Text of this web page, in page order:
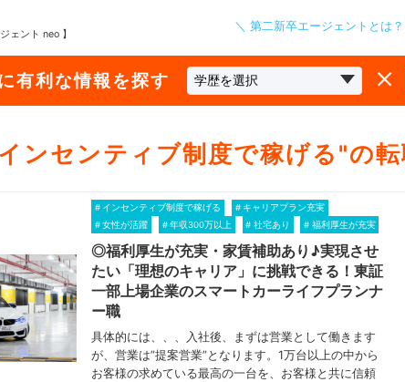
ェント neo 】
＼ 第二新卒エージェントとは
有利な情報を探す
ンセンティブ制度で稼げる"の
インセンティブ制度で稼げる
キャリアプラン充実
女性が活躍
年収300万以上 社宅あり 福利厚生が充実
◎福利厚生が充実・家賃補助あり♪実現させ
たい「理想のキャリア」に挑戦できる！東証
一部上場企業のスマートカーライフプランナ
ー職
具体的には、、、入社後、まずは営業として働きます
が、営業は”提案営業”となります。1万台以上の中から
お客様の求めている最高の一台を、お客様と共に信頼